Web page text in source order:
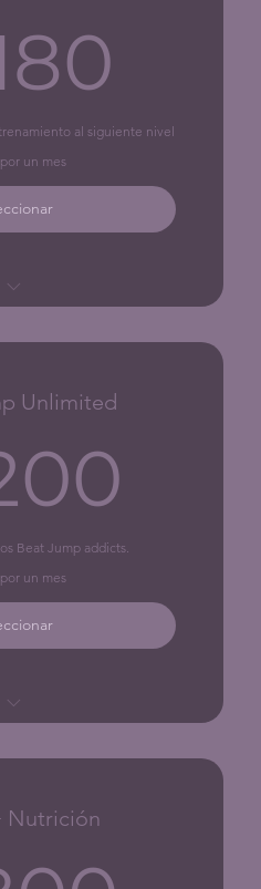
al siguiente nivel
un mes
Unlimited
Beat Jump addicts.
un mes
Nutrición